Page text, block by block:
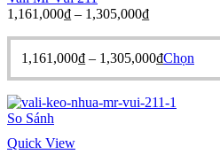
sản
phẩm
1,161,000₫ – 1,305,000₫Khoảng
từ
1,161,000₫
đến
1,161,000₫ – 1,305,000₫Khoảng
1,161,000₫
Chọn
So Sánh
Quick View